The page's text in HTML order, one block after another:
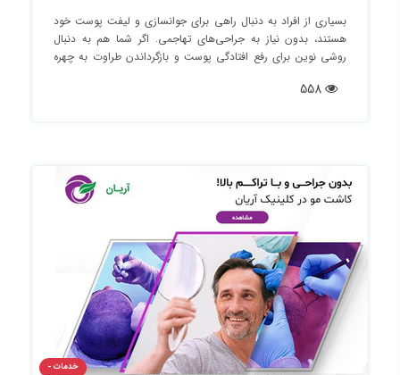
بسیاری از افراد به دنبال راهی برای جوانسازی و لیفت پوست خود
هستند، بدون نیاز به جراحی‌های تهاجمی. اگر شما هم به دنبال
روشی نوین برای رفع افتادگی پوست و بازگرداندن طراوت به چهره
خدمات -